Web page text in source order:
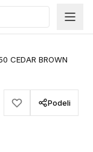
CEDAR BROWN
Podeli